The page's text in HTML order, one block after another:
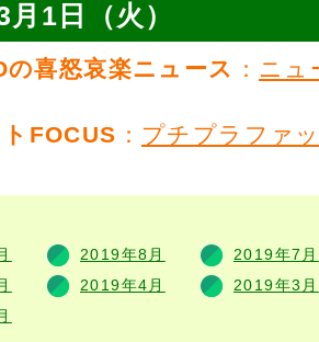
1日（火）
の喜怒哀楽ニュース ： ニュ
FOCUS ： プチプラファ
2019年8月
2019年7月
2019年4月
2019年3月